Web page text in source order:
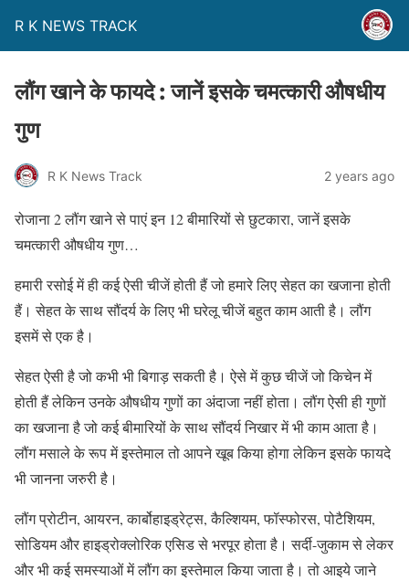
R K NEWS TRACK
लौंग खाने के फायदे : जानें इसके चमत्कारी औषधीय
गुण
R K News Track 2 years ago
रोजाना 2 लौंग खाने से पाएं इन 12 बीमारियों से छुटकारा, जानें इसके
चमत्कारी औषधीय गुण…
हमारी रसोई में ही कई ऐसी चीजें होती हैं जो हमारे लिए सेहत का खजाना होती
हैं। सेहत के साथ सौंदर्य के लिए भी घरेलू चीजें बहुत काम आती है। लौंग
इसमें से एक है।
सेहत ऐसी है जो कभी भी बिगाड़ सकती है। ऐसे में कुछ चीजें जो किचेन में
होती हैं लेकिन उनके औषधीय गुणों का अंदाजा नहीं होता। लौंग ऐसी ही गुणों
का खजाना है जो कई बीमारियों के साथ सौंदर्य निखार में भी काम आता है।
लौंग मसाले के रूप में इस्‍तेमाल तो आपने खूब किया होगा लेकिन इसके फायदे
भी जानना जरुरी है।
लौंग प्रोटीन, आयरन, कार्बोहाइड्रेट्स, कैल्शियम, फॉस्फोरस, पोटैशियम,
सोडियम और हाइड्रोक्लोरिक एसिड से भरपूर होता है। सर्दी-जुकाम से लेकर
और भी कई समस्‍याओं में लौंग का इस्तेमाल किया जाता है। तो आइये जाने